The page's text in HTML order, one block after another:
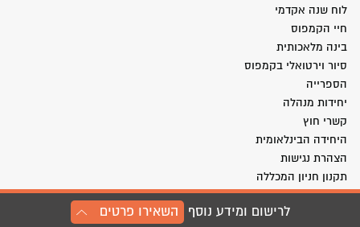
לרישום ומידע נוסף השאירו פרטים
לוח שנה אקדמי
חיי הקמפוס
בינה מלאכותית
סיור וירטואלי בקמפוס
הספרייה
יחידות מנהלה
קשרי חוץ
היחידה הבינלאומית
הצהרת נגישות
תקנון חניון המכללה
החנות שלנו